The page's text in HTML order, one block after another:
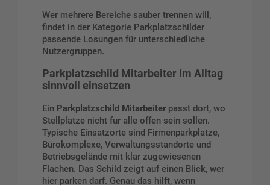
Wer mehrere Bereiche sauber trennen will,
findet in der Kategorie Parkplatzschilder
passende Losungen für unterschiedliche
Nutzergruppen.
Parkplatzschild Mitarbeiter im Alltag
sinnvoll einsetzen
Ein Parkplatzschild Mitarbeiter passt dort, wo
Stellplatze nicht fur alle offen sein sollen.
Typische Einsatzorte sind Firmenparkplatze,
Bürokomplexe, Verwaltungsstandorte und
Betriebsgelände mit klar zugewiesenen
Flachen. Das Schild zeigt auf einen Blick, wer
hier parken darf. Genau das hilft, wenn